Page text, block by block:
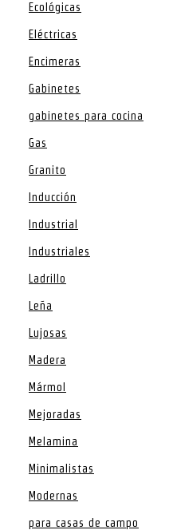
Ecológicas
Eléctricas
Encimeras
Gabinetes
gabinetes para cocina
Gas
Granito
Inducción
Industrial
Industriales
Ladrillo
Leña
Lujosas
Madera
Mármol
Mejoradas
Melamina
Minimalistas
Modernas
para casas de campo